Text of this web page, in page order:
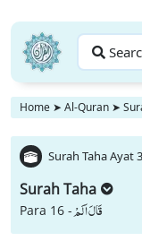
Home ➤ Al-Quran ➤
Surah Taha Ayat
Surah Taha
Para 16 -قَالَ اَلَمْ